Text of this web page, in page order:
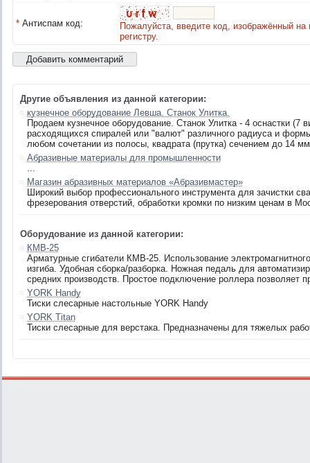
* Антиспам код:
Пожалуйста, введите код, изображённый
регистру.
Другие объявления из данной категории:
кузнечное оборудование Левша. Станок Улитка.
Продаем кузнечное оборудование. Станок Улитка - 4 оснастки (7
расходящихся спиралей или "валют" различного радиуса и
любом сочетании из полосы, квадрата (прутка) сечением до 14
Абразивные материалы для промышленности
...
Магазин абразивных материалов «Абразивмастер»
Широкий выбор профессионального инструмента для зачистки
фрезерования отверстий, обработки кромки по низким ценам в
Оборудование из данной категории:
КМB-25
Арматурные сгибатели КМB-25. Использование
изгиба. Удобная сборка/разборка. Ножная педаль для
средних производств. Простое подключение роллера позволяет
YORK Handy
Тиски слесарные настольные YORK Handy
YORK Titan
Тиски слесарные для верстака. Предназначены для тяжелых